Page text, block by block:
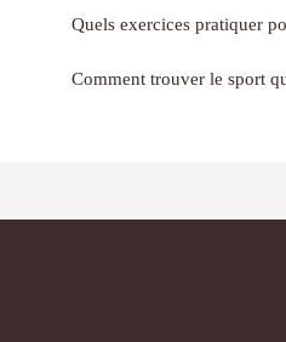
Quels exercices pratiquer
Comment trouver le sport